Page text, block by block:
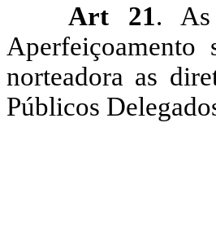
Art21. As
Aperfeiçoamento
norteadora as
Públicos